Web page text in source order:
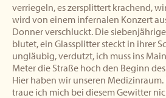
verriegeln, es zersplittert krachend,
wird von einem infernalen Konzert
Donner verschluckt. Die
blutet, ein Glassplitter steckt in ihrer
ungläubig, verdutzt, ich muss ins
Meter die Straße hoch den Beginn
Hier haben wir unseren
traue ich mich bei diesem Gewitter